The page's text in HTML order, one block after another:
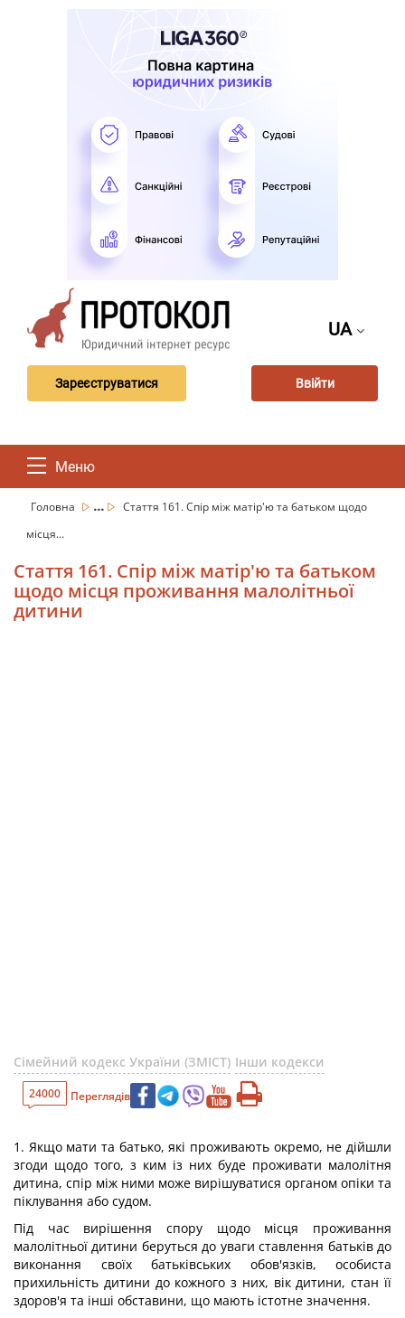
UA
Зареєструватися Ввійти
Меню
Головна ...
Стаття 161. Спір між матір'ю та батьком щодо
місця...
Стаття 161. Спір між матір'ю та батьком
щодо місця проживання малолітньої
дитини
Сімейний кодекс України (ЗМІСТ) Інши кодекси
24000 Переглядів
1. Якщо мати та батько, які проживають окремо, не дійшли
згоди щодо того, з ким із них буде проживати малолітня
дитина, спір між ними може вирішуватися органом опіки та
піклування або судом.
Під час вирішення спору щодо місця проживання
малолітньої дитини беруться до уваги ставлення батьків до
виконання своїх батьківських обов'язків, особиста
прихильність дитини до кожного з них, вік дитини, стан її
здоров'я та інші обставини, що мають істотне значення.